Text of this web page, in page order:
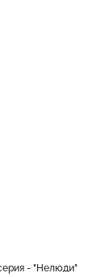
- "Нелюди"